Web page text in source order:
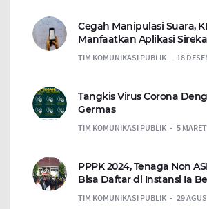
Cegah Manipulasi Suara,
Manfaatkan Aplikasi
TIM KOMUNIKASI PUBLIK 18
Tangkis Virus Corona
Germas
TIM KOMUNIKASI PUBLIK 5
PPPK 2024, Tenaga Non
Bisa Daftar di Instansi Ia
TIM KOMUNIKASI PUBLIK 29